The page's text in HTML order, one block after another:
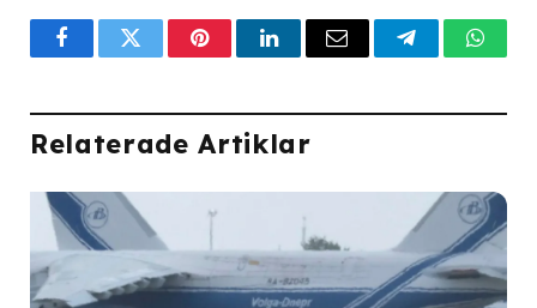
FacebookTwitterPinterestLinkedInEmail Telegram
Relaterade Artiklar